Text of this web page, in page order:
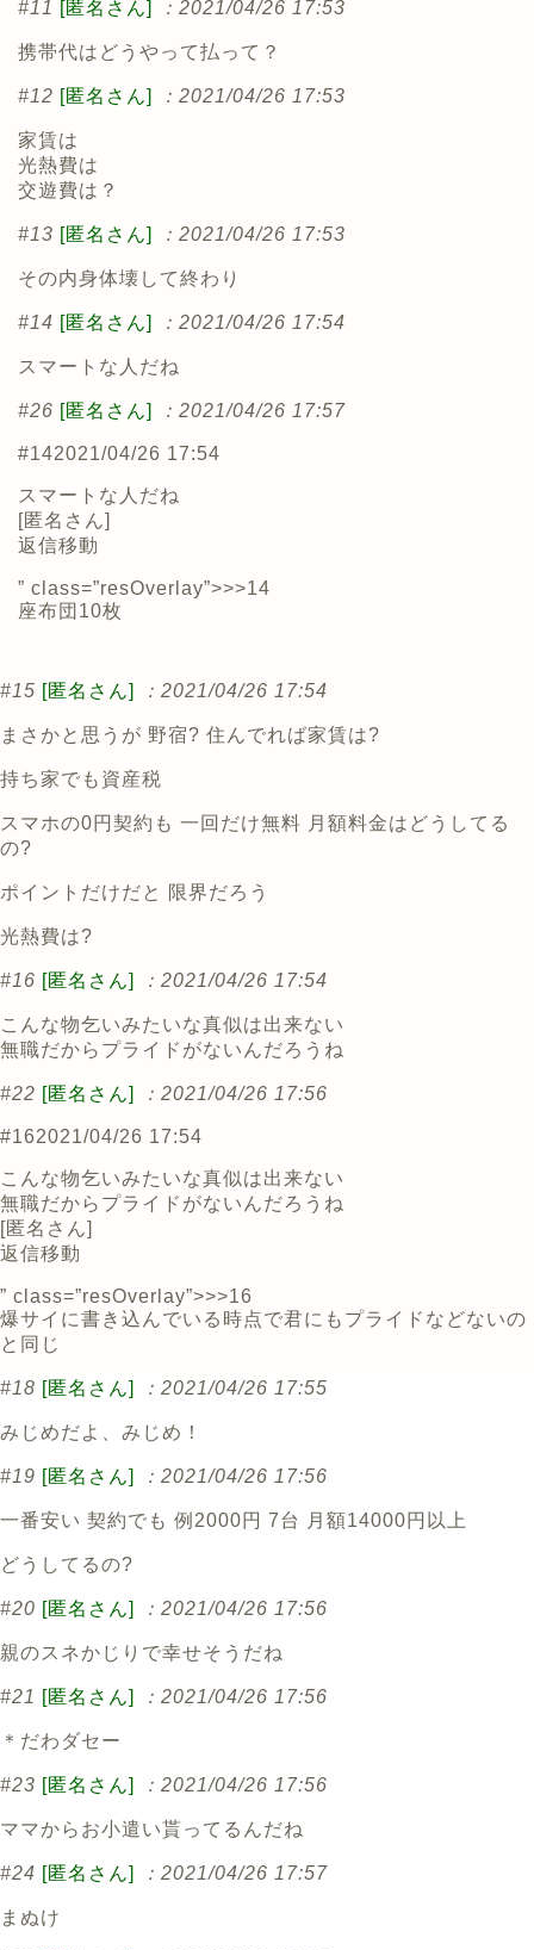
#11 [匿名さん] ：2021/04/26 17:53
携帯代はどうやって払って？
#12 [匿名さん] ：2021/04/26 17:53
家賃は
光熱費は
交遊費は？
#13 [匿名さん] ：2021/04/26 17:53
その内身体壊して終わり
#14 [匿名さん] ：2021/04/26 17:54
スマートな人だね
#26 [匿名さん] ：2021/04/26 17:57
#142021/04/26 17:54
スマートな人だね
[匿名さん]
返信移動
” class=”resOverlay”>>>14
座布団10枚
#15 [匿名さん] ：2021/04/26 17:54
まさかと思うが 野宿? 住んでれば家賃は?
持ち家でも資産税
スマホの0円契約も 一回だけ無料 月額料金はどうしてる
の?
ポイントだけだと 限界だろう
光熱費は?
#16 [匿名さん] ：2021/04/26 17:54
こんな物乞いみたいな真似は出来ない
無職だからプライドがないんだろうね
#22 [匿名さん] ：2021/04/26 17:56
#162021/04/26 17:54
こんな物乞いみたいな真似は出来ない
無職だからプライドがないんだろうね
[匿名さん]
返信移動
” class=”resOverlay”>>>16
爆サイに書き込んでいる時点で君にもプライドなどないの
と同じ
#18 [匿名さん] ：2021/04/26 17:55
みじめだよ、みじめ！
#19 [匿名さん] ：2021/04/26 17:56
一番安い 契約でも 例2000円 7台 月額14000円以上
どうしてるの?
#20 [匿名さん] ：2021/04/26 17:56
親のスネかじりで幸せそうだね
#21 [匿名さん] ：2021/04/26 17:56
＊だわダセー
#23 [匿名さん] ：2021/04/26 17:56
ママからお小遣い貰ってるんだね
#24 [匿名さん] ：2021/04/26 17:57
まぬけ